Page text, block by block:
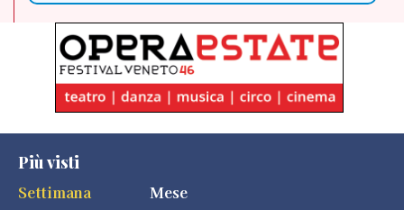
Più visti
Settimana
Mese